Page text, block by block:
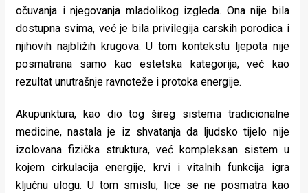
Urban
Places
Aktivizam
Promo
About
Urban
očuvanja i njegovanja mladolikog izgleda. Ona nije bila
dostupna svima, već je bila privilegija carskih porodica i
njihovih najbližih krugova. U tom kontekstu ljepota nije
posmatrana samo kao estetska kategorija, već kao
rezultat unutrašnje ravnoteže i protoka energije.
Akupunktura, kao dio tog šireg sistema tradicionalne
medicine, nastala je iz shvatanja da ljudsko tijelo nije
izolovana fizička struktura, već kompleksan sistem u
kojem cirkulacija energije, krvi i vitalnih funkcija igra
ključnu ulogu. U tom smislu, lice se ne posmatra kao